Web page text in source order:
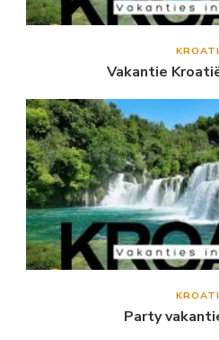
Vakantie
Party